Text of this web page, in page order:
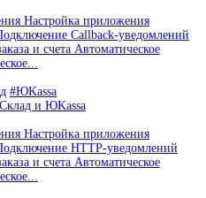
Настройка приложения
Callback-уведомлений
и счета Автоматическое
#ЮKassa
и ЮKassa
Настройка приложения
HTTP-уведомлений
и счета Автоматическое